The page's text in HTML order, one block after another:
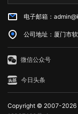
象。 5. 使用CDN服务
减少请求次数，提高
果HTTP 429错误仍无
务器设置是否存在问
务器限制、网络不稳
以采取增加请求间隔
络连接、使用CDN服务
中提供每月10,000个
数据库服务，免费计划
储和10万条I/O请求数
和接收电子邮件，
送。 10. Amazon
CloudWatch在免费计划
控。 如何使用AWS
给新用户或者想要尝试
单介绍该服务的使用。
并使用AWS Free
控制台中，选择EC2，
市场资讯电子邮箱：
公司地址：厦门市
微信公众号
今日头条
Copyright © 2007-2026 [